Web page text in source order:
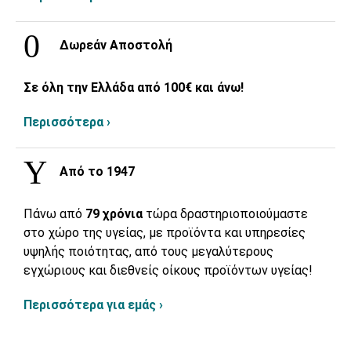
Δωρεάν Αποστολή
Σε όλη την Ελλάδα από 100€ και άνω!
Περισσότερα ›
Από το 1947
Πάνω από 79 χρόνια τώρα δραστηριοποιούμαστε
στο χώρο της υγείας, με προϊόντα και υπηρεσίες
υψηλής ποιότητας, από τους μεγαλύτερους
εγχώριους και διεθνείς οίκους προϊόντων υγείας!
Περισσότερα για εμάς ›